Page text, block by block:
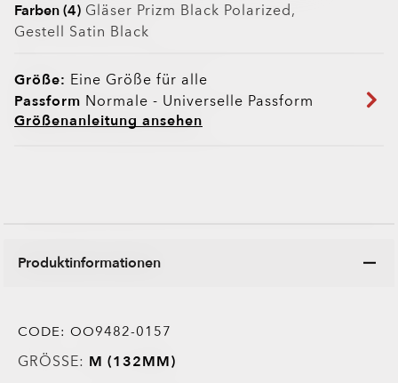
Farben (4) Gläser Prizm Black Polarized,
Gestell Satin Black
Größe: Eine Größe für alle
Passform Normale - Universelle Passform
Größenanleitung ansehen
Produktinformationen
CODE: OO9482-0157
GRÖSSE: M (132MM)